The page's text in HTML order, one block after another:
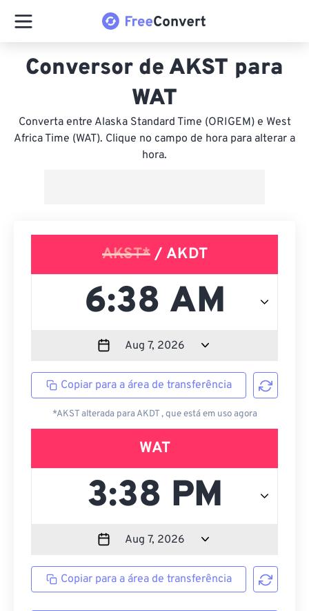
Conversor de AKST para
WAT
Converta entre Alaska Standard Time (ORIGEM) e West
Africa Time (WAT). Clique no campo de hora para alterar a
hora.
AKST*/ AKDT
Copiar para a área de transferência
*AKST alterada para AKDT , que está em uso agora
WAT
Copiar para a área de transferência